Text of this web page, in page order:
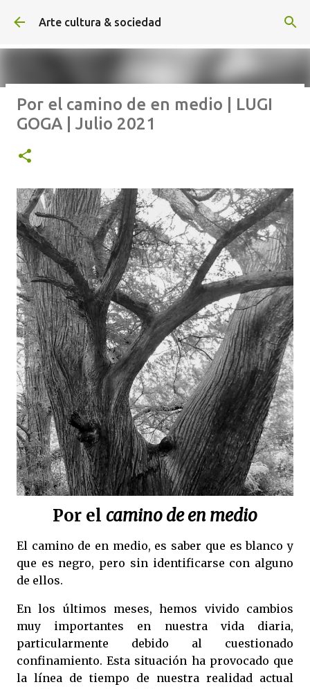
Ir al contenido principal
Arte cultura & sociedad
ALEXA DE HOYOS | El arte de
hacer cine sin excusas | ROBERTO
GARZA | Agosto 2026
Por el camino de en medio | LUGI
GOGA | Julio 2021
Por el camino de en medio
El camino de en medio, es saber que es blanco y
que es negro, pero sin identificarse con alguno
de ellos.
En los últimos meses, hemos vivido cambios
muy importantes en nuestra vida diaria,
particularmente debido al cuestionado
confinamiento. Esta situación ha provocado que
la línea de tiempo de nuestra realidad actual